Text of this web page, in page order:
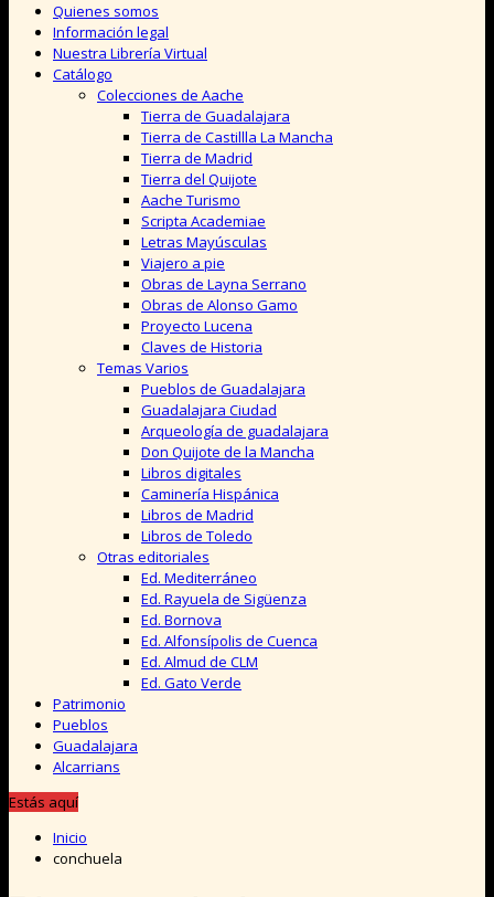
Quienes somos
Información legal
Nuestra Librería Virtual
Catálogo
Colecciones de Aache
Tierra de Guadalajara
Tierra de Castillla La Mancha
Tierra de Madrid
Tierra del Quijote
Aache Turismo
Scripta Academiae
Letras Mayúsculas
Viajero a pie
Obras de Layna Serrano
Obras de Alonso Gamo
Proyecto Lucena
Claves de Historia
Temas Varios
Pueblos de Guadalajara
Guadalajara Ciudad
Arqueología de guadalajara
Don Quijote de la Mancha
Libros digitales
Caminería Hispánica
Libros de Madrid
Libros de Toledo
Otras editoriales
Ed. Mediterráneo
Ed. Rayuela de Sigüenza
Ed. Bornova
Ed. Alfonsípolis de Cuenca
Ed. Almud de CLM
Ed. Gato Verde
Patrimonio
Pueblos
Guadalajara
Alcarrians
Estás aquí
Inicio
conchuela